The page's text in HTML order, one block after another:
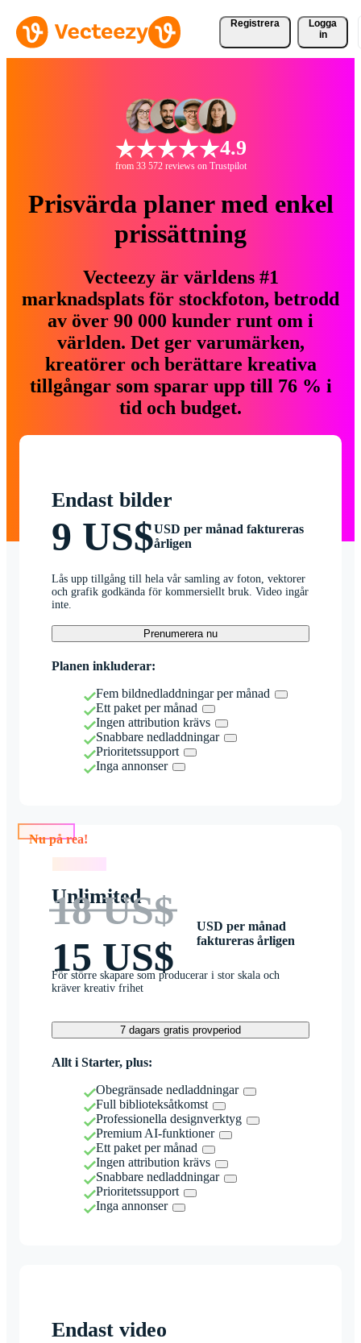
Registrera
Logga
in
4.9
from 33 572 reviews on Trustpilot
Prisvärda planer med enkel
prissättning
Vecteezy är världens #1
marknadsplats för stockfoton, betrodd
av över 90 000 kunder runt om i
världen. Det ger varumärken,
kreatörer och berättare kreativa
tillgångar som sparar upp till 76 % i
tid och budget.
Endast bilder
9 US$USD per månad faktureras
årligen
Lås upp tillgång till hela vår samling av foton, vektorer
och grafik godkända för kommersiellt bruk. Video ingår
inte.
Prenumerera nu
Planen inkluderar:
Fem bildnedladdningar per månad
Ett paket per månad
Ingen attribution krävs
Snabbare nedladdningar
Prioritetssupport
Inga annonser
Nu på rea!
Unlimited
18 US$
15 US$
USD per månad
faktureras årligen
För större skapare som producerar i stor skala och
kräver kreativ frihet
7 dagars gratis provperiod
Allt i Starter, plus:
Obegränsade nedladdningar
Full biblioteksåtkomst
Professionella designverktyg
Premium AI-funktioner
Ett paket per månad
Ingen attribution krävs
Snabbare nedladdningar
Prioritetssupport
Inga annonser
Endast video